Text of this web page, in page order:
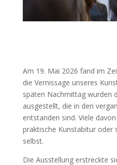
Am 19. Mai 2026 fand im
die Vernissage unseres
späten Nachmittag wurden
ausgestellt, die in den
entstanden sind. Viele
praktische Kunstabitur oder
selbst.
Die Ausstellung erstreckte